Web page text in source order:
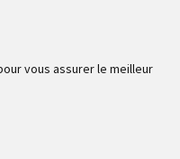
vous assurer le meilleur